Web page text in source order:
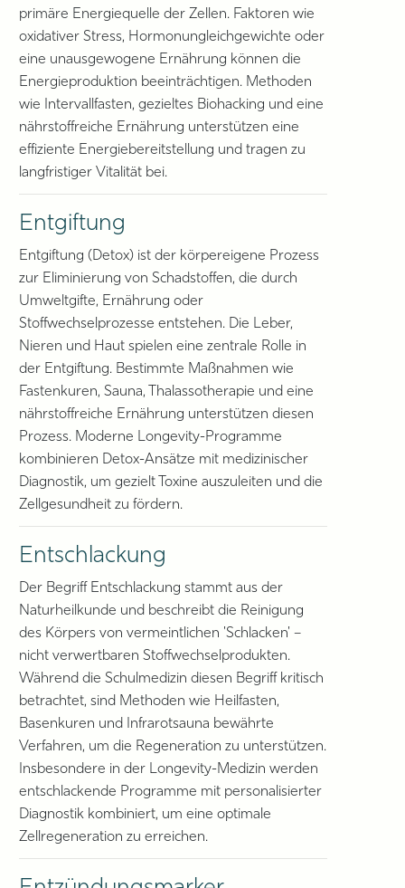
primäre Energiequelle der Zellen. Faktoren wie
oxidativer Stress, Hormonungleichgewichte oder
eine unausgewogene Ernährung können die
Energieproduktion beeinträchtigen. Methoden
wie Intervallfasten, gezieltes Biohacking und eine
nährstoffreiche Ernährung unterstützen eine
effiziente Energiebereitstellung und tragen zu
langfristiger Vitalität bei.
Entgiftung
Entgiftung (Detox) ist der körpereigene Prozess
zur Eliminierung von Schadstoffen, die durch
Umweltgifte, Ernährung oder
Stoffwechselprozesse entstehen. Die Leber,
Nieren und Haut spielen eine zentrale Rolle in
der Entgiftung. Bestimmte Maßnahmen wie
Fastenkuren, Sauna, Thalassotherapie und eine
nährstoffreiche Ernährung unterstützen diesen
Prozess. Moderne Longevity-Programme
kombinieren Detox-Ansätze mit medizinischer
Diagnostik, um gezielt Toxine auszuleiten und die
Zellgesundheit zu fördern.
Entschlackung
Der Begriff Entschlackung stammt aus der
Naturheilkunde und beschreibt die Reinigung
des Körpers von vermeintlichen 'Schlacken' –
nicht verwertbaren Stoffwechselprodukten.
Während die Schulmedizin diesen Begriff kritisch
betrachtet, sind Methoden wie Heilfasten,
Basenkuren und Infrarotsauna bewährte
Verfahren, um die Regeneration zu unterstützen.
Insbesondere in der Longevity-Medizin werden
entschlackende Programme mit personalisierter
Diagnostik kombiniert, um eine optimale
Zellregeneration zu erreichen.